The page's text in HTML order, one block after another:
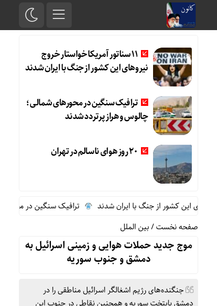
11 سناتور آمریکا خواستار خروج
نیروهای این کشور از جنگ با ایران شدند
ترافیک سنگین در محورهای شمالی؛
چالوس و هراز پرتردد شدند
20 روز هوای ناسالم در تهران
ترافیک سنگین در محورهای
صفحه نخست/بین الملل
موج جدید حملات هوایی و زمینی اسرائیل به
دمشق و جنوب سوریه
جنگنده‌های رژیم اشغالگر اسرائیل مناطقی را در
دمشق پایتخت سوریه و همچنین نقاطی در جنوب این